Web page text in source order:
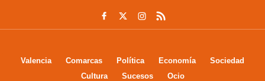
Valencia Comarcas Política Economía
Sociedad
Cultura
Sucesos Ocio